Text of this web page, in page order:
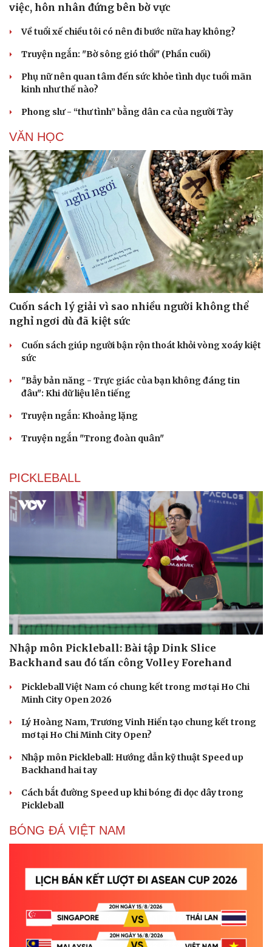
việc, hôn nhân đứng bên bờ vực
Về tuổi xế chiều tôi có nên đi bước nữa hay không?
Truyện ngắn: "Bờ sông gió thổi" (Phần cuối)
Phụ nữ nên quan tâm đến sức khỏe tình dục tuổi mãn
kinh như thế nào?
Phong slư - “thư tình” bằng dân ca của người Tày
VĂN HỌC
Cuốn sách lý giải vì sao nhiều người không thể
nghỉ ngơi dù đã kiệt sức
Cuốn sách giúp người bận rộn thoát khỏi vòng xoáy kiệt
sức
"Bẫy bản năng - Trực giác của bạn không đáng tin
đâu": Khi dữ liệu lên tiếng
Truyện ngắn: Khoảng lặng
Truyện ngắn "Trong đoàn quân"
PICKLEBALL
Nhập môn Pickleball: Bài tập Dink Slice
Backhand sau đó tấn công Volley Forehand
Pickleball Việt Nam có chung kết trong mơ tại Ho Chi
Minh City Open 2026
Lý Hoàng Nam, Trương Vinh Hiển tạo chung kết trong
mơ tại Ho Chi Minh City Open?
Nhập môn Pickleball: Hướng dẫn kỹ thuật Speed up
Backhand hai tay
Cách bắt đường Speed up khi bóng đi dọc dây trong
Pickleball
BÓNG ĐÁ VIỆT NAM